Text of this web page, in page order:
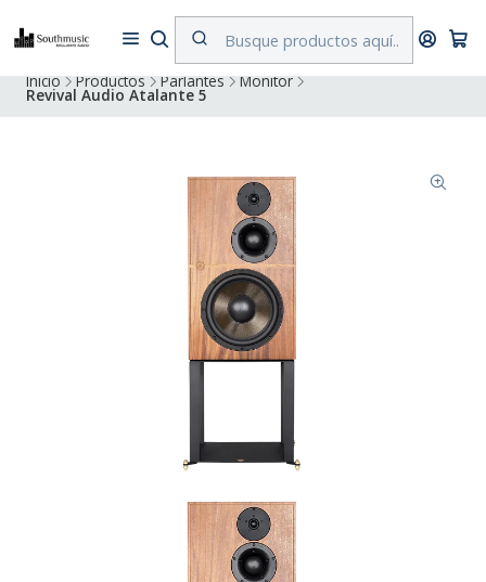
Despacho a todo Chile. Envíos gratuitos a Región Metropolitana por
compras superiores a $500.000
Inicio Productos Parlantes Monitor
Revival Audio Atalante 5